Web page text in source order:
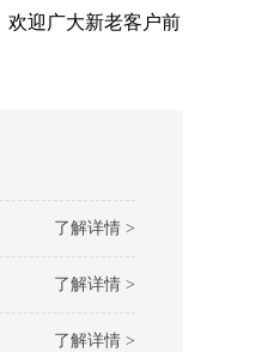
欢迎广大新老客户前
了解详情 >
了解详情 >
了解详情 >